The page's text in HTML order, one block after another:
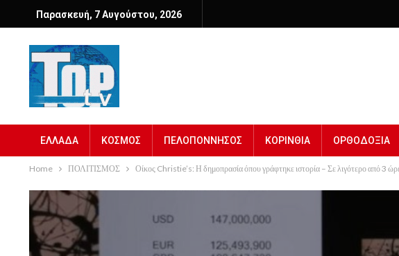
Παρασκευή, 7 Αυγούστου, 2026
ΕΛΛΑΔΑ ΚΟΣΜΟΣ ΠΕΛΟΠΟΝΝΗΣΟΣ ΚΟΡΙΝΘΙΑ ΟΡΘΟΔΟΞΙΑ
Home ΠΟΛΙΤΙΣΜΟΣ Οίκος Christie’s: Η δημοπρασία όπου γράφτηκε ιστορία – Σε λιγότερο από 3